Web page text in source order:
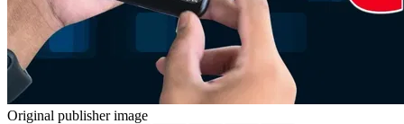
Original publisher image